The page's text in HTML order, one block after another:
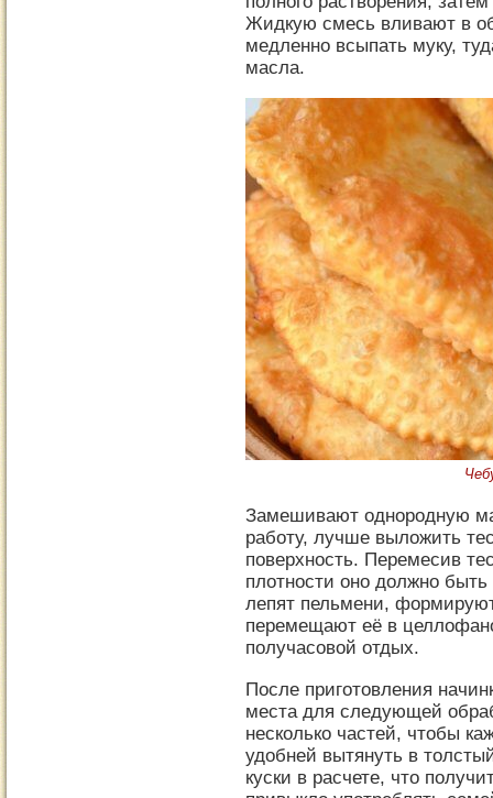
Жидкую смесь вливают в
медленно всыпать муку,
масла.
Замешивают однородную
работу, лучше выложить
поверхность. Перемесив
плотности оно должно быть
лепят пельмени,
перемещают её в
получасовой отдых.
После приготовления
места для следующей
несколько частей, чтобы
удобней вытянуть в
куски в расчете, что